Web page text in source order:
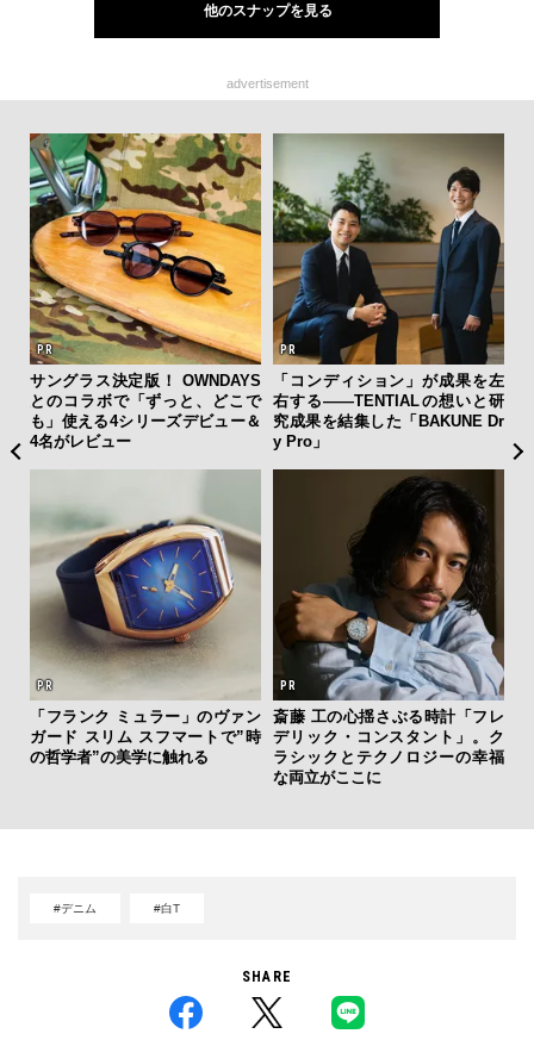
他のスナップを見る
advertisement
サングラス決定版！ OWNDAYS
とのコラボで「ずっと、どこで
も」使える4シリーズデビュー＆
4名がレビュー
「コンディション」が成果を左
右する——TENTIALの想いと研
究成果を結集した「BAKUNE Dr
y Pro」
「フランク ミュラー」のヴァン
ガード スリム スフマートで”時
の哲学者”の美学に触れる
斎藤 工の心揺さぶる時計「フレ
デリック・コンスタント」。ク
ラシックとテクノロジーの幸福
な両立がここに
グ
#デニム #白T
SHARE